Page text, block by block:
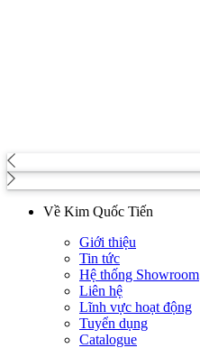
Về Kim Quốc Tiến
Giới thiệu
Tin tức
Hệ thống Showroom
Liên hệ
Lĩnh vực hoạt động
Tuyển dụng
Catalogue